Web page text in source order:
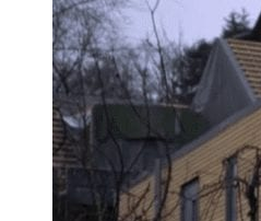
Helårshuset til det
Helårshuset til parret uden
udvide. Med kun ét
ekstrastort køkken, en stor
vil tilføje et ekstra modul, når
eller bare vil afskærme en del
futuremag, som du ser